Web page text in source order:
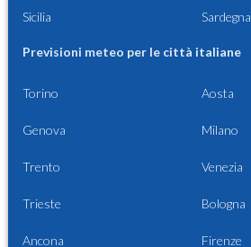
Sicilia Sardegna
Previsioni meteo per le città italiane
Torino Aosta
Genova Milano
Trento Venezia
Trieste Bologna
Ancona Firenze